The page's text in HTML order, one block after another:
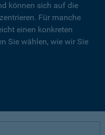
können sich auf die
Für manche
einen konkreten
Sie wählen, wie wir Sie